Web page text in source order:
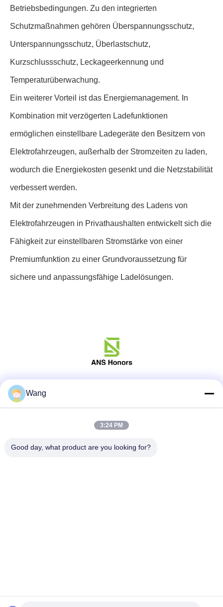
Betriebsbedingungen. Zu den integrierten
Schutzmaßnahmen gehören Überspannungsschutz,
Unterspannungsschutz, Überlastschutz,
Kurzschlussschutz, Leckageerkennung und
Temperaturüberwachung.
Ein weiterer Vorteil ist das Energiemanagement. In
Kombination mit verzögerten Ladefunktionen
ermöglichen einstellbare Ladegeräte den Besitzern von
Elektrofahrzeugen, außerhalb der Stromzeiten zu laden,
wodurch die Energiekosten gesenkt und die Netzstabilität
verbessert werden.
Mit der zunehmenden Verbreitung des Ladens von
Elektrofahrzeugen in Privathaushalten entwickelt sich die
Fähigkeit zur einstellbaren Stromstärke von einer
Premiumfunktion zu einer Grundvoraussetzung für
sichere und anpassungsfähige Ladelösungen.
Copyright-© 2021-2026 Chengdu Honors Technology Co.,Ltd .
Wang
3:24 PM
Good day, what product are you looking for?